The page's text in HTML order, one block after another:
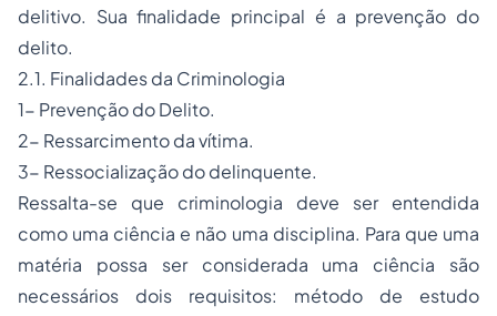
delitivo. Sua finalidade principal é a prevenção do
delito.
2.1. Finalidades da Criminologia
1- Prevenção do Delito.
2- Ressarcimento da vítima.
3- Ressocialização do delinquente.
Ressalta-se que criminologia deve ser entendida
como uma ciência e não uma disciplina. Para que uma
matéria possa ser considerada uma ciência são
necessários dois requisitos: método de estudo